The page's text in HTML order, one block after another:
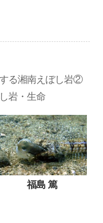
る湘南えぼし岩②
岩・生命
福島 篤